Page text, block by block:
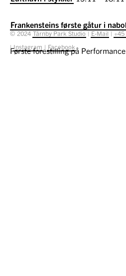
Frankensteins første gåtur i
Første forestilling på
© 2024Tårnby Park Studio|E-Mail|+45
|Instagram | Facebook